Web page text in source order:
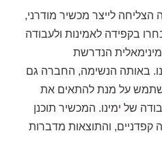
לייצר מכשיר מודרני,
בקפידה לאמינות ולעבודה
הנדרשת
באותה הנשימה, החברה גם
על מנת להתאים את
של ימינו. המכשיר תוכנן
קפדניים, והתוצאות מדברות